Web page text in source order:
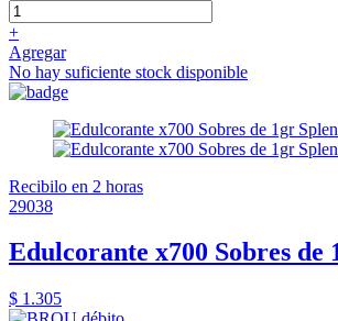
+
Agregar
No hay suficiente stock disponible
Recibilo en 2 horas
29038
Edulcorante x700 Sobres de
$ 1.305